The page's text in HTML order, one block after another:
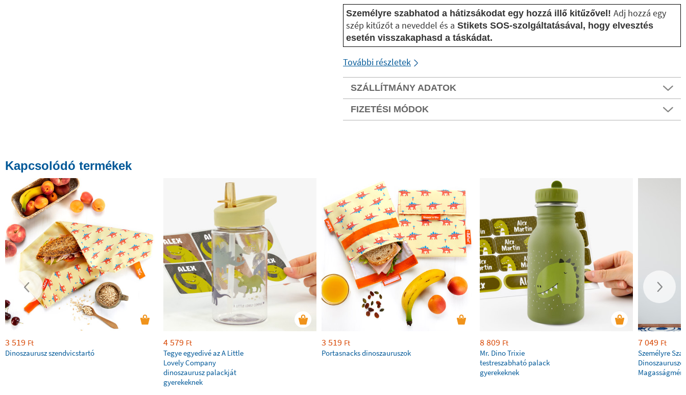
Személyre szabhatod a hátizsákodat egy hozzá illő kitűzővel! Adj hozzá egy
szép kitűzőt a neveddel és a Stikets SOS-szolgáltatásával, hogy elvesztés
esetén visszakaphasd a táskádat.
További részletek
SZÁLLÍTMÁNY ADATOK
FIZETÉSI MÓDOK
Kapcsolódó termékek
3 519 Ft
Dinoszaurusz szendvicstartó
4 579 Ft
Tegye egyedivé az A Little
Lovely Company
dinoszaurusz palackját
gyerekeknek
3 519 Ft
Portasnacks dinoszauruszok
8 809 Ft
Mr. Dino Trixie
testreszabható palack
gyerekeknek
7 049 Ft
Személyre
Magasságmérő